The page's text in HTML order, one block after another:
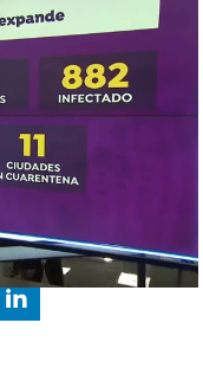
conseguir mascarillas
|Susana Román
20:29
20:24
Linkedin